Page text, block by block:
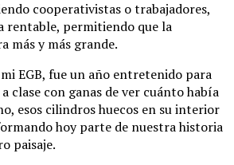
cooperativistas o trabajadores,
rentable, permitiendo que la
más y más grande.
EGB, fue un año entretenido para
clase con ganas de ver cuánto había
esos cilindros huecos en su interior
hoy parte de nuestra historia
paisaje.